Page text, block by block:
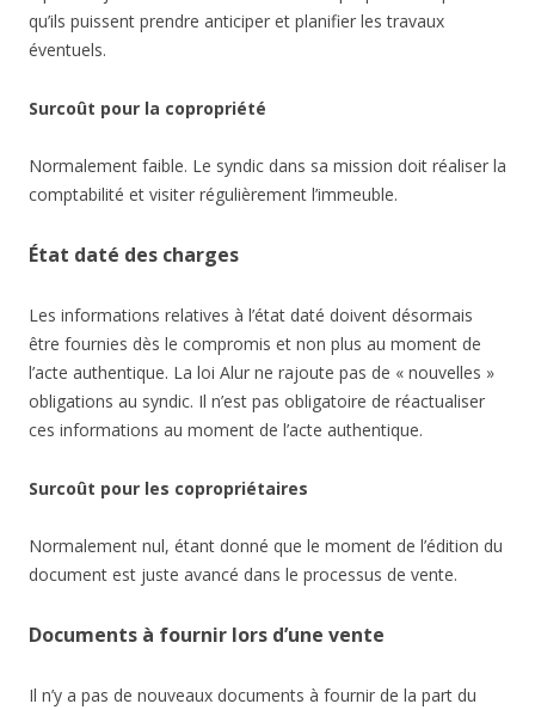
qu’ils puissent prendre anticiper et planifier les travaux
éventuels.
Surcoût pour la copropriété
Normalement faible. Le syndic dans sa mission doit réaliser la
comptabilité et visiter régulièrement l’immeuble.
État daté des charges
Les informations relatives à l’état daté doivent désormais
être fournies dès le compromis et non plus au moment de
l’acte authentique. La loi Alur ne rajoute pas de « nouvelles »
obligations au syndic. Il n’est pas obligatoire de réactualiser
ces informations au moment de l’acte authentique.
Surcoût pour les copropriétaires
Normalement nul, étant donné que le moment de l’édition du
document est juste avancé dans le processus de vente.
Documents à fournir lors d’une vente
Il n’y a pas de nouveaux documents à fournir de la part du